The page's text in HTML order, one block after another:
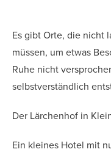
Es gibt Orte, die nicht
müssen, um etwas
Ruhe nicht
selbstverständlich
Der Lärchenhof in
Ein kleines Hotel mit